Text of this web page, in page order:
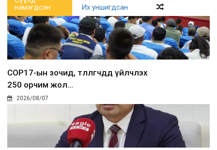
нэмэгдсэн
Их уншигдсан
COP17-ын зочид, төлөөлөгчдөд үйлчлэх
250 орчим жол...
2026/08/07